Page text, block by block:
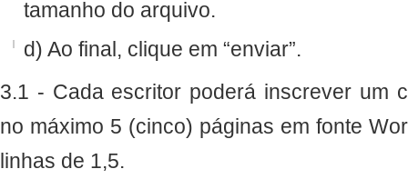
tamanho do arquivo.​
d) Ao final, clique em “enviar”.
3.1 - Cada escritor poderá inscrever um
no máximo 5 (cinco) páginas em fonte
linhas de 1,5.